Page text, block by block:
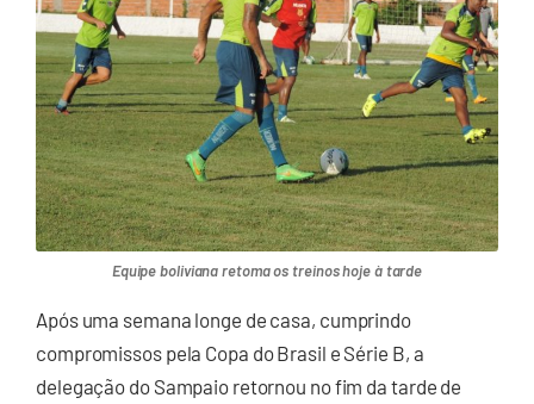
Equipe boliviana retoma os treinos hoje à tarde
Após uma semana longe de casa, cumprindo
compromissos pela Copa do Brasil e Série B, a
delegação do Sampaio retornou no fim da tarde de